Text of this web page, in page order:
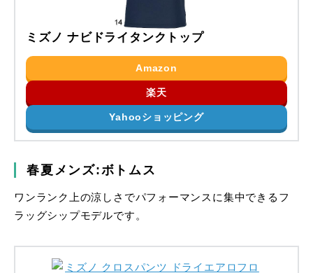
ミズノ ナビドライタンクトップ
Amazon
楽天
Yahooショッピング
春夏メンズ:ボトムス
ワンランク上の涼しさでパフォーマンスに集中できるフ
ラッグシップモデルです。